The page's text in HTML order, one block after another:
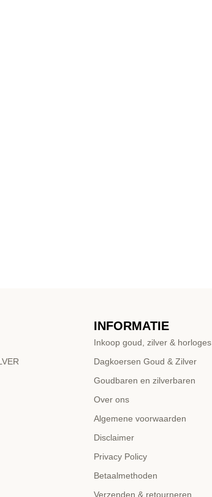
INFORMATIE
Inkoop goud, zilver & horloges
Dagkoersen Goud & Zilver
Goudbaren en zilverbaren
Over ons
Algemene voorwaarden
Disclaimer
Privacy Policy
Betaalmethoden
Verzenden & retourneren